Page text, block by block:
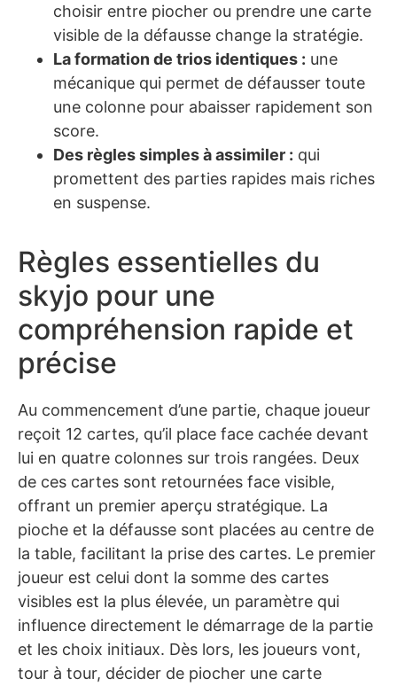
choisir entre piocher ou prendre une carte
visible de la défausse change la stratégie.
La formation de trios identiques : une
mécanique qui permet de défausser toute
une colonne pour abaisser rapidement son
score.
Des règles simples à assimiler : qui
promettent des parties rapides mais riches
en suspense.
Règles essentielles du
skyjo pour une
compréhension rapide et
précise
Au commencement d’une partie, chaque joueur
reçoit 12 cartes, qu’il place face cachée devant
lui en quatre colonnes sur trois rangées. Deux
de ces cartes sont retournées face visible,
offrant un premier aperçu stratégique. La
pioche et la défausse sont placées au centre de
la table, facilitant la prise des cartes. Le premier
joueur est celui dont la somme des cartes
visibles est la plus élevée, un paramètre qui
influence directement le démarrage de la partie
et les choix initiaux. Dès lors, les joueurs vont,
tour à tour, décider de piocher une carte